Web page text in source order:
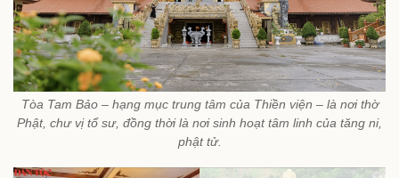
Tòa Tam Bảo – hạng mục trung tâm của Thiền viện – là nơi thờ
Phật, chư vị tổ sư, đồng thời là nơi sinh hoạt tâm linh của tăng ni,
phật tử.